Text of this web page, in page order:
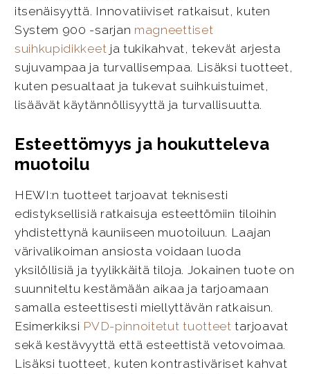
itsenäisyyttä. Innovatiiviset ratkaisut, kuten
System 900 -sarjan magneettiset
suihkupidikkeet ja tukikahvat, tekevät arjesta
sujuvampaa ja turvallisempaa. Lisäksi tuotteet,
kuten pesualtaat ja tukevat suihkuistuimet,
lisäävät käytännöllisyyttä ja turvallisuutta.
Esteettömyys ja houkutteleva
muotoilu
HEWI:n tuotteet tarjoavat teknisesti
edistyksellisiä ratkaisuja esteettömiin tiloihin
yhdistettynä kauniiseen muotoiluun. Laajan
värivalikoiman ansiosta voidaan luoda
yksilöllisiä ja tyylikkäitä tiloja. Jokainen tuote on
suunniteltu kestämään aikaa ja tarjoamaan
samalla esteettisesti miellyttävän ratkaisun.
Esimerkiksi PVD-pinnoitetut tuotteet tarjoavat
sekä kestävyyttä että esteettistä vetovoimaa.
Lisäksi tuotteet, kuten kontrastiväriset kahvat